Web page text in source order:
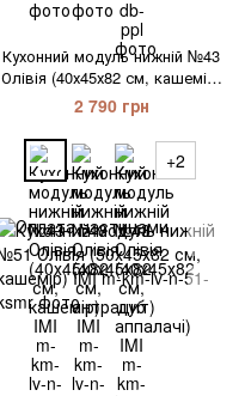
Кухонний модуль нижній №43
Олівія (40х45х82 см, кашемір)
IMI
2 790 грн
+2